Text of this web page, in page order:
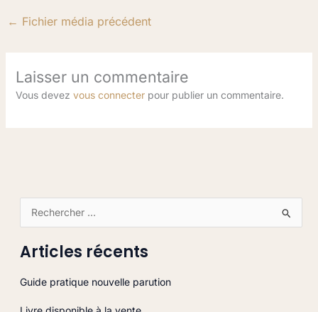
← Fichier média précédent
Laisser un commentaire
Vous devez vous connecterpour publier un commentaire.
c
Articles récents
Guide pratique nouvelle parution